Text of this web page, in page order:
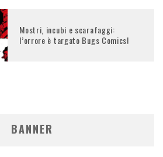
Mostri, incubi e scarafaggi:
l’orrore è targato Bugs Comics!
BANNER